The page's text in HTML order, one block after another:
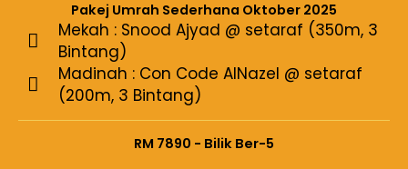
Pakej Umrah Sederhana Oktober 2025
Mekah : Snood Ajyad @ setaraf (350m, 3
Bintang)
Madinah : Con Code AlNazel @ setaraf
(200m, 3 Bintang)
RM 7890 - Bilik Ber-5